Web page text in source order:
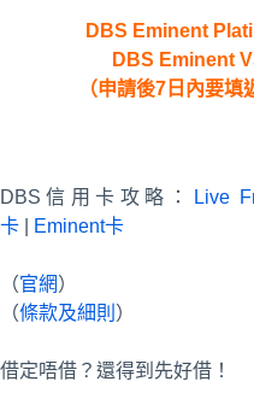
DBS Eminent
DBS Eminent
（申請後7日內要填
DBS信用卡攻略： Live
卡
Eminent卡
（官網）
（條款及細則 ）
借定唔借？還得到先好借！